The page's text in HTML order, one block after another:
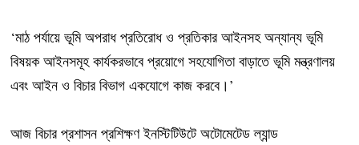
‘মাঠ পর্যায়ে ভূমি অপরাধ প্রতিরোধ ও প্রতিকার আইনসহ অন্যান্য ভূমি
বিষয়ক আইনসমূহ কার্যকরভাবে প্রয়োগে সহযোগিতা বাড়াতে ভূমি মন্ত্রণালয়
এবং আইন ও বিচার বিভাগ একযোগে কাজ করবে।’
আজ বিচার প্রশাসন প্রশিক্ষণ ইনস্টিটিউটে অটোমেটেড ল্যান্ড